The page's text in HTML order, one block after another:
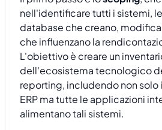
nell'identificare tutti i sistemi,
database che creano,
che influenzano la
L'obiettivo è creare un
dell'ecosistema tecnologico
reporting, includendo non solo
ERP ma tutte le applicazioni
alimentano tali sistemi.